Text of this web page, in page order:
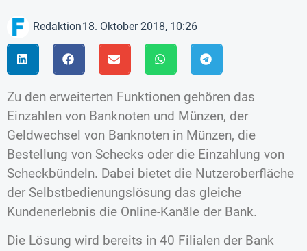
Redaktion18. Oktober 2018, 10:26
Zu den erweiterten Funktionen gehören das
Einzahlen von Banknoten und Münzen, der
Geldwechsel von Banknoten in Münzen, die
Bestellung von Schecks oder die Einzahlung von
Scheckbündeln. Dabei bietet die Nutzeroberfläche
der Selbstbedienungslösung das gleiche
Kundenerlebnis die Online-Kanäle der Bank.
Die Lösung wird bereits in 40 Filialen der Bank